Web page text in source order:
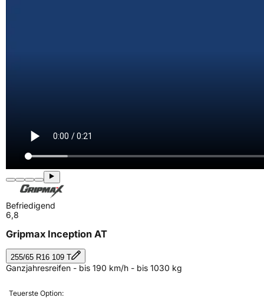
Befriedigend
6,8
Gripmax Inception AT
255/65 R16 109 T
Ganzjahresreifen - bis 190 km/h - bis 1030 kg
Teuerste Option: